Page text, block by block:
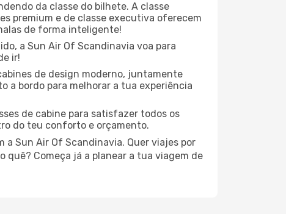
da classe do bilhete. A classe
premium e de classe executiva oferecem
de forma inteligente!
a Sun Air Of Scandinavia voa para
ir!
de design moderno, juntamente
a bordo para melhorar a tua experiência
de cabine para satisfazer todos os
do teu conforto e orçamento.
Sun Air Of Scandinavia. Quer viajes por
quê? Começa já a planear a tua viagem de